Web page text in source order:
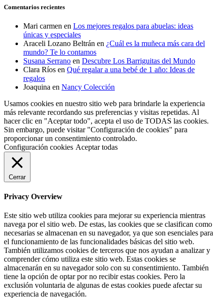
Comentarios recientes
Mari carmen en Los mejores regalos para abuelas: ideas
únicas y especiales
Araceli Lozano Beltrán en ¿Cuál es la muñeca más cara del
mundo? Te lo contamos
Susana Serrano en Descubre Los Barriguitas del Mundo
Clara Ríos en Qué regalar a una bebé de 1 año: Ideas de
regalos
Joaquina en Nancy Colección
Usamos cookies en nuestro sitio web para brindarle la experiencia
más relevante recordando sus preferencias y visitas repetidas. Al
hacer clic en "Aceptar todo", acepta el uso de TODAS las cookies.
Sin embargo, puede visitar "Configuración de cookies" para
proporcionar un consentimiento controlado.
Configuración cookies Aceptar todas
Cerrar
Privacy Overview
Este sitio web utiliza cookies para mejorar su experiencia mientras
navega por el sitio web. De estas, las cookies que se clasifican como
necesarias se almacenan en su navegador, ya que son esenciales para
el funcionamiento de las funcionalidades básicas del sitio web.
También utilizamos cookies de terceros que nos ayudan a analizar y
comprender cómo utiliza este sitio web. Estas cookies se
almacenarán en su navegador solo con su consentimiento. También
tiene la opción de optar por no recibir estas cookies. Pero la
exclusión voluntaria de algunas de estas cookies puede afectar su
experiencia de navegación.